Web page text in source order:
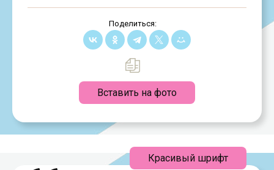
Поделиться:
Вставить на фото
Красивый шрифт